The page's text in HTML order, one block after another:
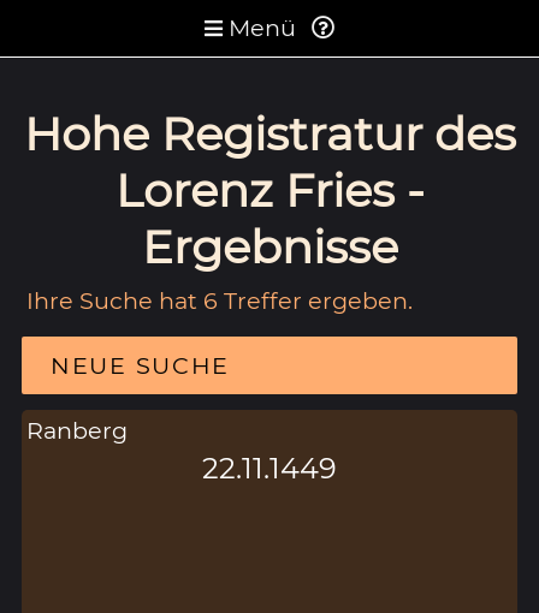
Menü
Hohe Registratur des
Lorenz Fries -
Ergebnisse
Ihre Suche hat 6 Treffer ergeben.
NEUE SUCHE
Ranberg
22.11.1449